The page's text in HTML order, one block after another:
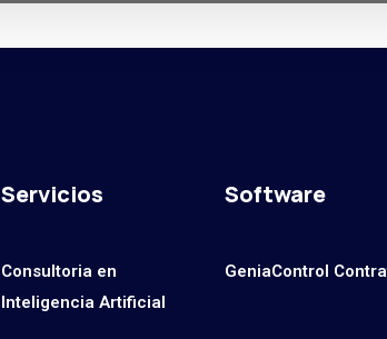
Servicios
Consultoria en
Inteligencia Artificial
Software
GeniaControl